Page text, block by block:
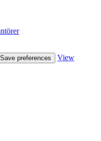
Save preferences
View